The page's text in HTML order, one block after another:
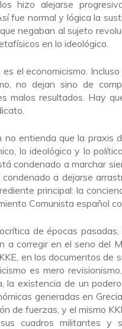
hizo alejarse
fue normal y lógica la
negaban al sujeto
en lo ideológico.
el economicismo.
no dejan sino de
malos resultados. Hay
entienda que la praxis
lo ideológico y lo
condenado a marchar
a dejarse
principal: la
Comunista español
de épocas
a corregir en el seno del
en los documentos de
es mero
la existencia de un
generadas en
de fuerzas, y el mismo
cuadros militantes y